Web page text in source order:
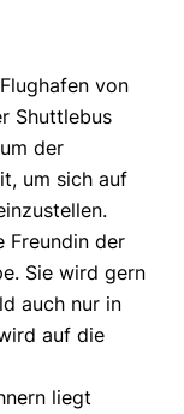
von
Shuttlebus
der
um sich auf
Freundin der
Sie wird gern
auch nur in
auf die
liegt